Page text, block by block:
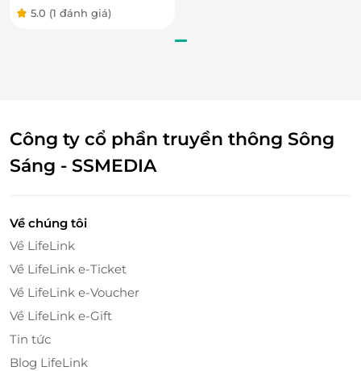
5.0 (1 đánh giá)
Công ty cổ phần truyền thông Sông
Sáng - SSMEDIA
Về chúng tôi
Về LifeLink
Về LifeLink e-Ticket
Về LifeLink e-Voucher
Về LifeLink e-Gift
Tin tức
Blog LifeLink